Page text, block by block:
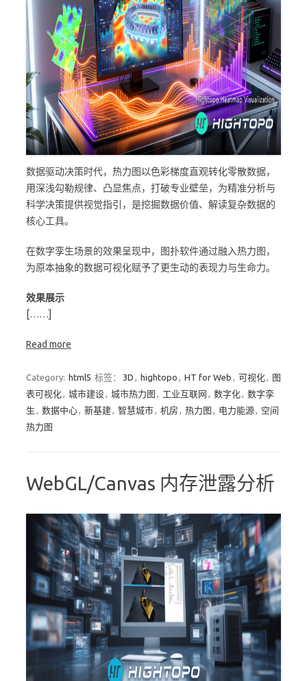
数据驱动决策时代，热力图以色彩梯度直观转化零散数据，
用深浅勾勒规律、凸显焦点，打破专业壁垒，为精准分析与
科学决策提供视觉指引，是挖掘数据价值、解读复杂数据的
核心工具。
在数字孪生场景的效果呈现中，图扑软件通过融入热力图，
为原本抽象的数据可视化赋予了更生动的表现力与生命力。
效果展示
[……]
Read more
Category: html5 标签： 3D , hightopo , HT for Web , 可视化, 图
表可视化, 城市建设, 城市热力图 , 工业互联网 , 数字化, 数字孪
生 , 数据中心, 新基建, 智慧城市, 机房 , 热力图 , 电力能源, 空间
热力图
WebGL/Canvas 内存泄露分析